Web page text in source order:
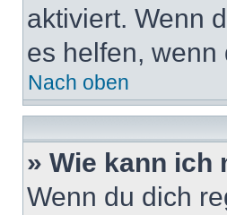
aktiviert. Wenn
es helfen,
Nach oben
» Wie kann ich
Wenn du dich